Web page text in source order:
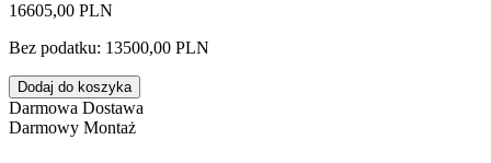
16605,00 PLN
Bez podatku: 13500,00 PLN
Dodaj do koszyka
Darmowa Dostawa
Darmowy Montaż